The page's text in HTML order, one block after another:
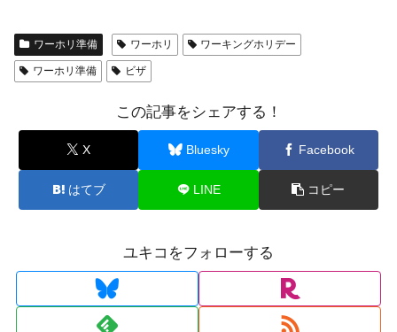
ワーホリ準備 ワーホリ ワーキングホリデー
ワーホリ準備 ビザ
この記事をシェアする！
X Bluesky Facebook
はてブ LINE コピー
ユキコをフォローする